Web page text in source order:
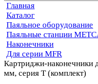
Главная
Каталог
Паяльное оборудование
Паяльные станции
Наконечники
Для серии MFR
Картриджи-наконечники
мм, серия T (комплект)